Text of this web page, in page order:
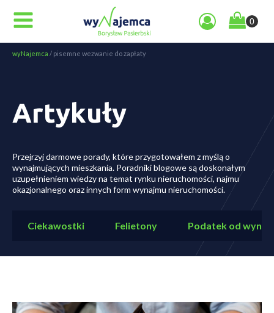
wyNajemca / pisemne wezwanie do zapłaty
Artykuły
Przejrzyj darmowe porady, które przygotowałem z myślą o
wynajmujących mieszkania. Poradniki blogowe są doskonałym
uzupełnieniem wiedzy na temat rynku nieruchomości, najmu
okazjonalnego oraz innych form wynajmu nieruchomości.
Ciekawostki Felietony Podatek od